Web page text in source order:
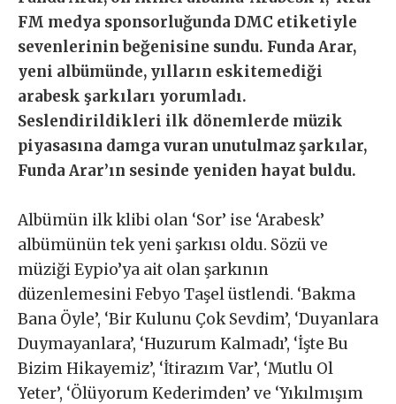
FM medya sponsorluğunda DMC etiketiyle
sevenlerinin beğenisine sundu. Funda Arar,
yeni albümünde, yılların eskitemediği
arabesk şarkıları yorumladı.
Seslendirildikleri ilk dönemlerde müzik
piyasasına damga vuran unutulmaz şarkılar,
Funda Arar’ın sesinde yeniden hayat buldu.
Albümün ilk klibi olan ‘Sor’ ise ‘Arabesk’
albümünün tek yeni şarkısı oldu. Sözü ve
müziği Eypio’ya ait olan şarkının
düzenlemesini Febyo Taşel üstlendi. ‘Bakma
Bana Öyle’, ‘Bir Kulunu Çok Sevdim’, ‘Duyanlara
Duymayanlara’, ‘Huzurum Kalmadı’, ‘İşte Bu
Bizim Hikayemiz’, ‘İtirazım Var’, ‘Mutlu Ol
Yeter’, ‘Ölüyorum Kederimden’ ve ‘Yıkılmışım